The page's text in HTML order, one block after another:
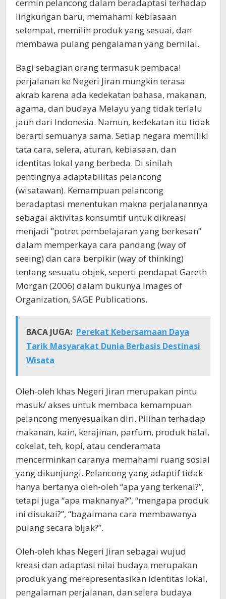
cermin pelancong dalam beradaptasi terhadap
lingkungan baru, memahami kebiasaan
setempat, memilih produk yang sesuai, dan
membawa pulang pengalaman yang bernilai.
Bagi sebagian orang termasuk pembaca!
perjalanan ke Negeri Jiran mungkin terasa
akrab karena ada kedekatan bahasa, makanan,
agama, dan budaya Melayu yang tidak terlalu
jauh dari Indonesia. Namun, kedekatan itu tidak
berarti semuanya sama. Setiap negara memiliki
tata cara, selera, aturan, kebiasaan, dan
identitas lokal yang berbeda. Di sinilah
pentingnya adaptabilitas pelancong
(wisatawan). Kemampuan pelancong
beradaptasi menentukan makna perjalanannya
sebagai aktivitas konsumtif untuk dikreasi
menjadi ”potret pembelajaran yang berkesan”
dalam memperkaya cara pandang (way of
seeing) dan cara berpikir (way of thinking)
tentang sesuatu objek, seperti pendapat Gareth
Morgan (2006) dalam bukunya Images of
Organization, SAGE Publications.
BACA JUGA: Perekat Kebersamaan Daya
Tarik Masyarakat Dunia Berbasis Destinasi
Wisata
Oleh-oleh khas Negeri Jiran merupakan pintu
masuk/ akses untuk membaca kemampuan
pelancong menyesuaikan diri. Pilihan terhadap
makanan, kain, kerajinan, parfum, produk halal,
cokelat, teh, kopi, atau cenderamata
mencerminkan caranya memahami ruang sosial
yang dikunjungi. Pelancong yang adaptif tidak
hanya bertanya oleh-oleh “apa yang terkenal?”,
tetapi juga “apa maknanya?”, “mengapa produk
ini disukai?”, “bagaimana cara membawanya
pulang secara bijak?”.
Oleh-oleh khas Negeri Jiran sebagai wujud
kreasi dan adaptasi nilai budaya merupakan
produk yang merepresentasikan identitas lokal,
pengalaman perjalanan, dan selera budaya